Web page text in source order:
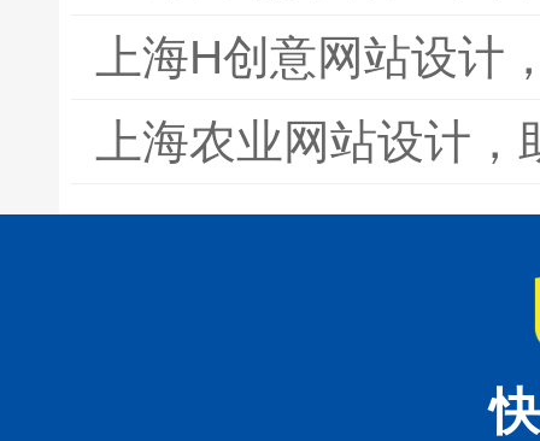
上海H创意网站设计
上海农业网站设计